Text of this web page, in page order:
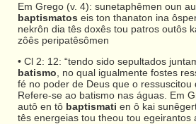
Em Grego (v. 4): sunetaphêmen oun
baptismatos eis ton thanaton ina
nekrôn dia tês doxês tou patros outôs
zôês peripatêsômen
• Cl 2: 12: “tendo sido sepultados
batismo , no qual igualmente fostes
fé no poder de Deus que o ressuscitou
Refere-se ao batismo nas águas. Em
autô en tô baptismati en ô kai
tês energeias tou theou tou egeirantos